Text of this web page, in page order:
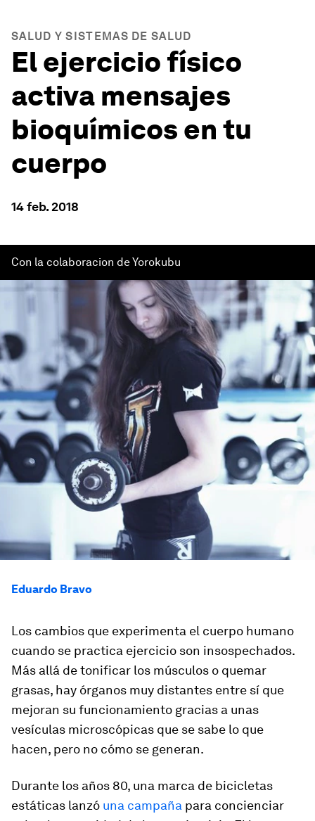
SALUD Y SISTEMAS DE SALUD
El ejercicio físico
activa mensajes
bioquímicos en tu
cuerpo
14 feb. 2018
Con la colaboracion de Yorokubu
Eduardo Bravo
Los cambios que experimenta el cuerpo humano
cuando se practica ejercicio son insospechados.
Más allá de tonificar los músculos o quemar
grasas, hay órganos muy distantes entre sí que
mejoran su funcionamiento gracias a unas
vesículas microscópicas que se sabe lo que
hacen, pero no cómo se generan.
Durante los años 80, una marca de bicicletas
estáticas lanzó una campaña para concienciar